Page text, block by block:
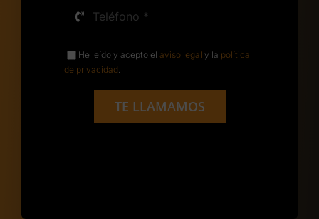
He leído y acepto el aviso legal y la política
de privacidad.
TE LLAMAMOS